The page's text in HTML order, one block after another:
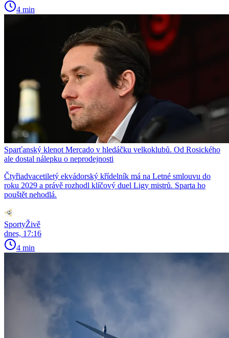
4 min
Sparťanský klenot Mercado v hledáčku velkoklubů. Od Rosického
ale dostal nálepku o neprodejnosti
Čtyřiadvacetiletý ekvádorský křídelník má na Letné smlouvu do
roku 2029 a právě rozhodl klíčový duel Ligy mistrů. Sparta ho
pouštět nehodlá.
SportyŽivě
dnes, 17:16
4 min